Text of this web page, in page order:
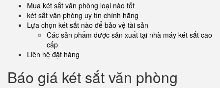
Mua két sắt văn phòng loại nào tốt
két sắt văn phòng uy tín chính hãng
Lựa chọn két sắt nào để bảo vệ tài sản
Các sản phẩm được sản xuất tại nhà máy két sắt cao
cấp
Liên hệ đặt hàng
Báo giá két sắt văn phòng